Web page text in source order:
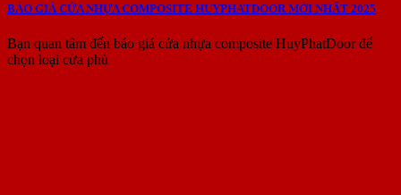
BÁO GIÁ CỬA NHỰA COMPOSITE HUYPHATDOOR MỚI NHẤT 2025
Bạn quan tâm đến báo giá cửa nhựa composite HuyPhatDoor để
chọn loại cửa phù